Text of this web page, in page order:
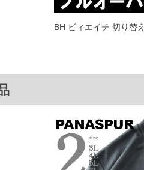
※【返品交換について】
返品交換希望の方は、商品到着後1週
BH ビィエイチ 切り替